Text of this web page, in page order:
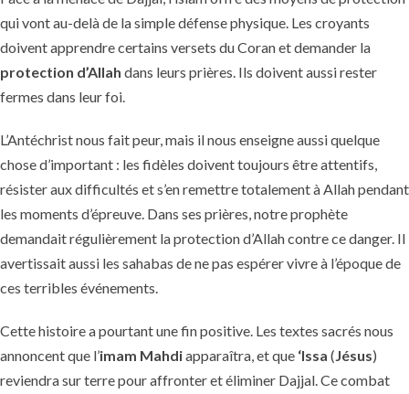
qui vont au-delà de la simple défense physique. Les croyants
doivent apprendre certains versets du Coran et demander la
protection d’Allah dans leurs prières. Ils doivent aussi rester
fermes dans leur foi.
L’Antéchrist nous fait peur, mais il nous enseigne aussi quelque
chose d’important : les fidèles doivent toujours être attentifs,
résister aux difficultés et s’en remettre totalement à Allah pendant
les moments d’épreuve. Dans ses prières, notre prophète
demandait régulièrement la protection d’Allah contre ce danger. Il
avertissait aussi les sahabas de ne pas espérer vivre à l’époque de
ces terribles événements.
Cette histoire a pourtant une fin positive. Les textes sacrés nous
annoncent que l’imam Mahdiapparaîtra, et que ‘Issa ( Jésus)
reviendra sur terre pour affronter et éliminer Dajjal. Ce combat